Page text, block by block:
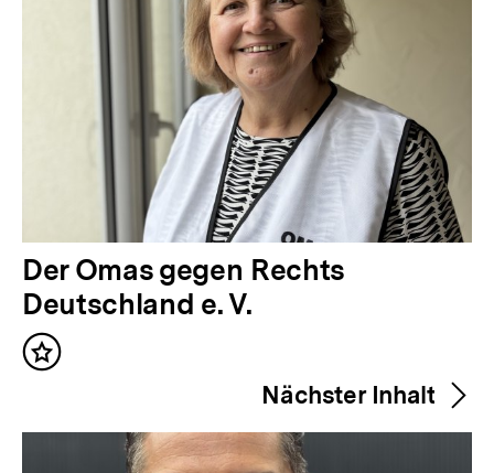
V
o
r
h
r
Der Omas gegen Rechts
Deutschland e. V.
Inhalt
Nächster Inhalt